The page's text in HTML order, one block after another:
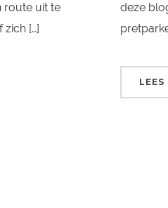
route uit te
[…]
deze
LEES